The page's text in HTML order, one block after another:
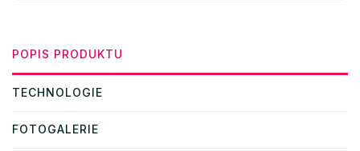
POPIS PRODUKTU
TECHNOLOGIE
FOTOGALERIE